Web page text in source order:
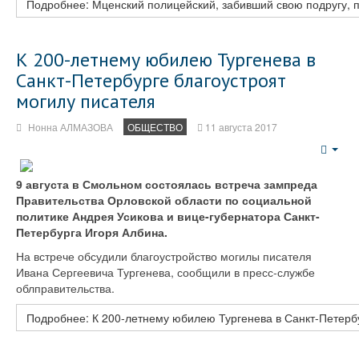
Подробнее: Мценский полицейский, забивший свою подругу,
К 200-летнему юбилею Тургенева в
Санкт-Петербурге благоустроят
могилу писателя
Нонна АЛМАЗОВА ОБЩЕСТВО 11 августа 2017
9 августа в Смольном состоялась встреча зампреда
Правительства Орловской области по социальной
политике Андрея Усикова и вице-губернатора Санкт-
Петербурга Игоря Албина.
На встрече обсудили благоустройство могилы писателя
Ивана Сергеевича Тургенева, сообщили в пресс-службе
облправительства.
Подробнее: К 200-летнему юбилею Тургенева в Санкт-